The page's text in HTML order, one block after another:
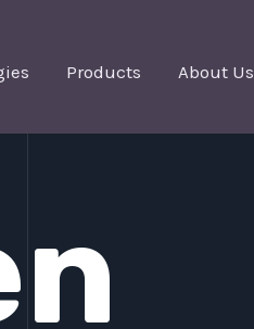
Products About Us